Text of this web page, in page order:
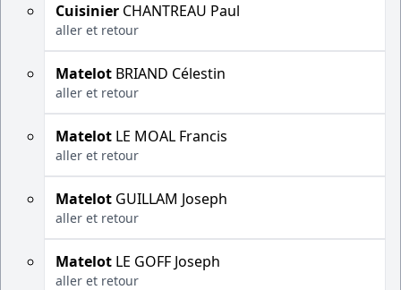
Cuisinier CHANTREAU Paul
aller et retour
Matelot BRIAND Célestin
aller et retour
Matelot LE MOAL Francis
aller et retour
Matelot GUILLAM Joseph
aller et retour
Matelot LE GOFF Joseph
aller et retour